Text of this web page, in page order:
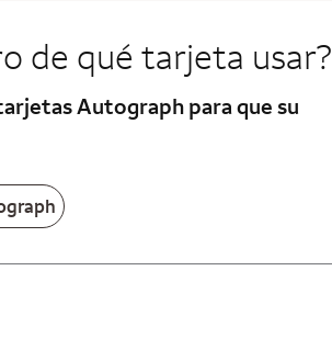
de qué tarjeta usar?
Autograph para que su